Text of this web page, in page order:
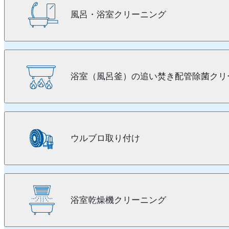
風呂・浴室クリーニング
浴室（風呂釜）の追い焚き配管除菌ク
ウルブロ取り付け
浴室乾燥機クリーニング